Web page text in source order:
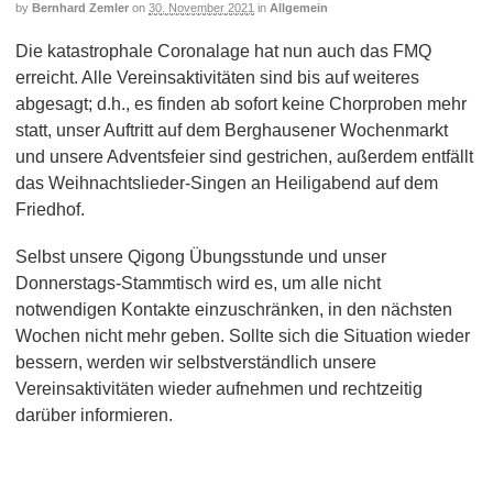
by Bernhard Zemler on 30. November 2021 in Allgemein
Die katastrophale Coronalage hat nun auch das FMQ
erreicht. Alle Vereinsaktivitäten sind bis auf weiteres
abgesagt; d.h., es finden ab sofort keine Chorproben mehr
statt, unser Auftritt auf dem Berghausener Wochenmarkt
und unsere Adventsfeier sind gestrichen, außerdem entfällt
das Weihnachtslieder-Singen an Heiligabend auf dem
Friedhof.
Selbst unsere Qigong Übungsstunde und unser
Donnerstags-Stammtisch wird es, um alle nicht
notwendigen Kontakte einzuschränken, in den nächsten
Wochen nicht mehr geben. Sollte sich die Situation wieder
bessern, werden wir selbstverständlich unsere
Vereinsaktivitäten wieder aufnehmen und rechtzeitig
darüber informieren.